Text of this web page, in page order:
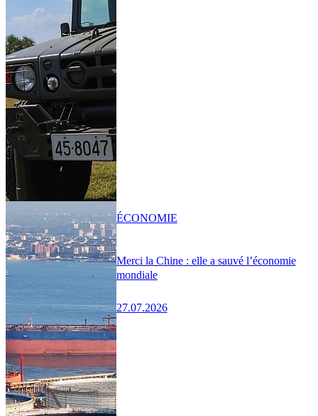
Merci la Chine : elle a sauvé l’économie
mondiale
27.07.2026
ÉCONOMIE